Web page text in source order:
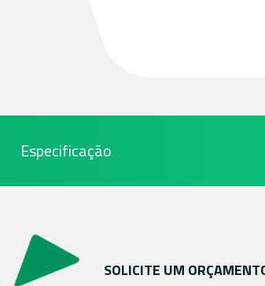
Especificação
SOLICITE UM